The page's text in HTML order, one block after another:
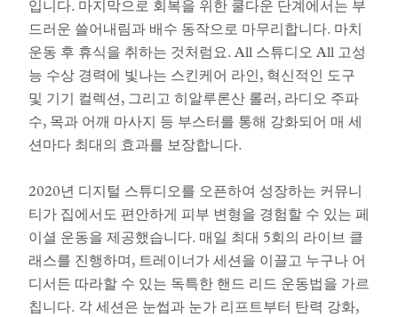
입니다. 마지막으로 회복을 위한 쿨다운 단계에서는 부
드러운 쓸어내림과 배수 동작으로 마무리합니다. 마치
운동 후 휴식을 취하는 것처럼요. All 스튜디오 All 고성
능 수상 경력에 빛나는 스킨케어 라인, 혁신적인 도구
및 기기 컬렉션, 그리고 히알루론산 롤러, 라디오 주파
수, 목과 어깨 마사지 등 부스터를 통해 강화되어 매 세
션마다 최대의 효과를 보장합니다.
2020년 디지털 스튜디오를 오픈하여 성장하는 커뮤니
티가 집에서도 편안하게 피부 변형을 경험할 수 있는 페
이셜 운동을 제공했습니다. 매일 최대 5회의 라이브 클
래스를 진행하며, 트레이너가 세션을 이끌고 누구나 어
디서든 따라할 수 있는 독특한 핸드 리드 운동법을 가르
칩니다. 각 세션은 눈썹과 눈가 리프트부터 탄력 강화,